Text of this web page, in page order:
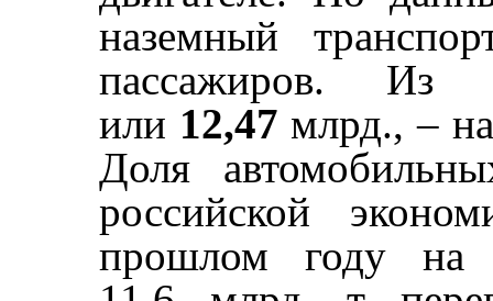
наземный
пассажиров. Из
или 12,47 млрд., –
Доля
российской
прошлом году